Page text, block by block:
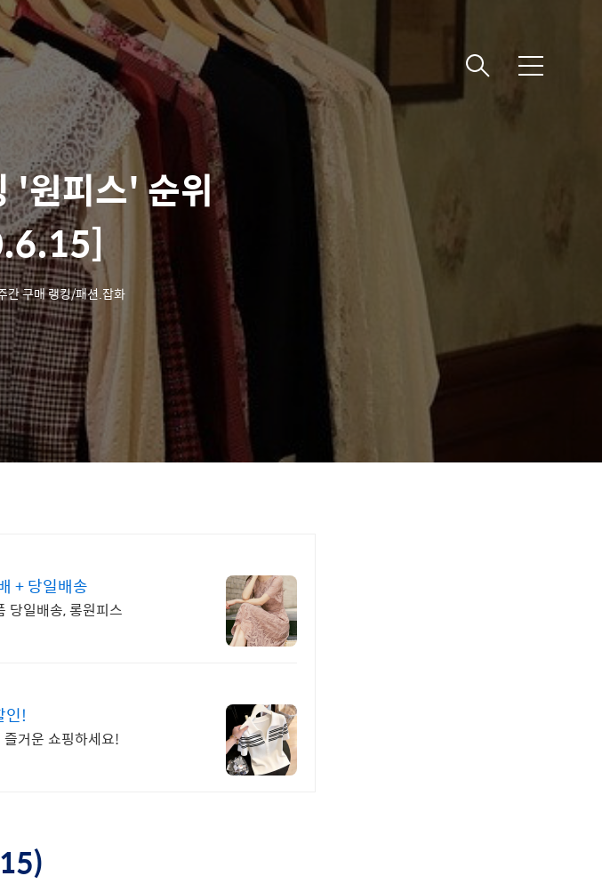
메
'원피스' 순위
간 구매 랭킹/패션.잡화
+ 당일배송
당일배송, 롱원피스
인!
거운 쇼핑하세요!